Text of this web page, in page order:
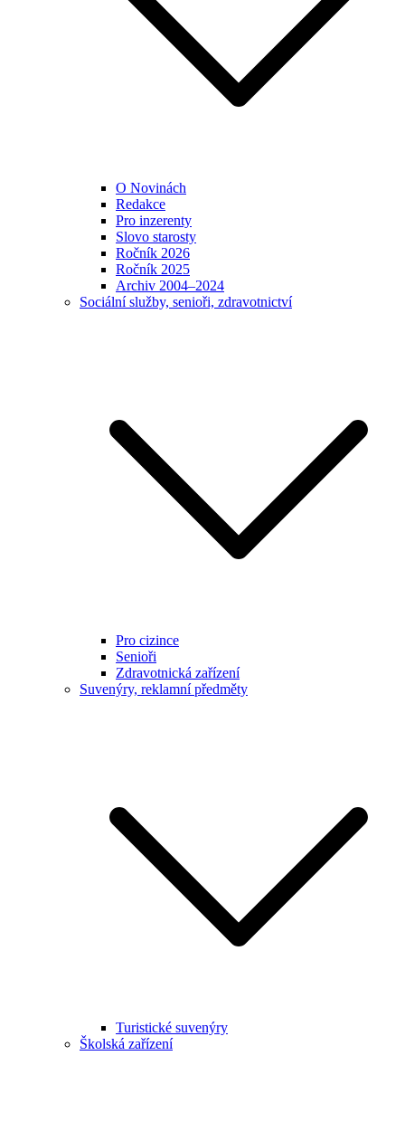
O Novinách
Redakce
Pro inzerenty
Slovo starosty
Ročník 2026
Ročník 2025
Archiv 2004–2024
Sociální služby, senioři, zdravotnictví
Pro cizince
Senioři
Zdravotnická zařízení
Suvenýry, reklamní předměty
Turistické suvenýry
Školská zařízení